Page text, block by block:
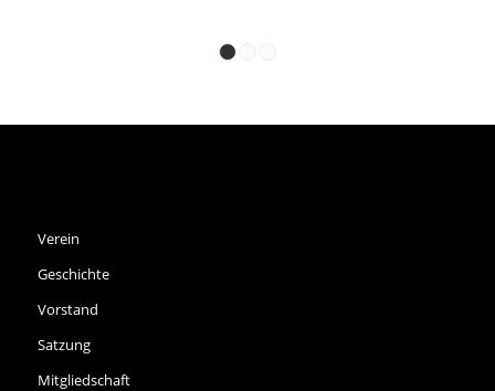
Verein
Geschichte
Vorstand
Satzung
Mitgliedschaft